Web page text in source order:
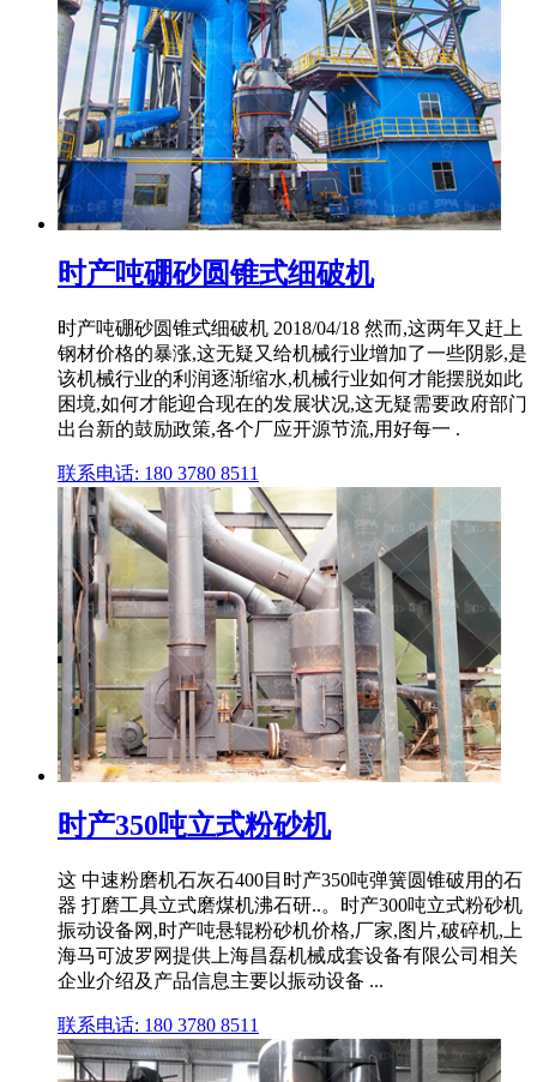
时产吨硼砂圆锥式细破机
时产吨硼砂圆锥式细破机 2018/04/18 然而,这两年又赶上
钢材价格的暴涨,这无疑又给机械行业增加了一些阴影,是
该机械行业的利润逐渐缩水,机械行业如何才能摆脱如此
困境,如何才能迎合现在的发展状况,这无疑需要政府部门
出台新的鼓励政策,各个厂应开源节流,用好每一 .
联系电话: 180 3780 8511
时产350吨立式粉砂机
这 中速粉磨机石灰石400目时产350吨弹簧圆锥破用的石
器 打磨工具立式磨煤机沸石研..。时产300吨立式粉砂机
振动设备网,时产吨悬辊粉砂机价格,厂家,图片,破碎机,上
海马可波罗网提供上海昌磊机械成套设备有限公司相关
企业介绍及产品信息主要以振动设备 ...
联系电话: 180 3780 8511